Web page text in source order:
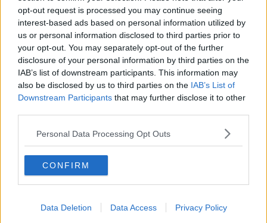
opt-out request is processed you may continue seeing
interest-based ads based on personal information utilized by
us or personal information disclosed to third parties prior to
your opt-out. You may separately opt-out of the further
disclosure of your personal information by third parties on the
IAB’s list of downstream participants. This information may
also be disclosed by us to third parties on the IAB’s List of
Downstream Participants that may further disclose it to other
Personal Data Processing Opt Outs
CONFIRM
Data Deletion Data Access Privacy Policy
Se vuoi leggere le notizie principali della Toscana iscriviti alla
Newsletter QUInews - ToscanaMedia. Arriva gratis tutti i giorni
alle 20:00 direttamente nella tua casella di posta.
Basta cliccareQUI
Ti potrebbe interessare anche:
Articoli dal Blog “Parole milonguere” di Maria Caruso
Diario di una tanghera
Il tanguero che entra in pista
Sedotti e abbandonati nel tango argentino
Il kamasutango